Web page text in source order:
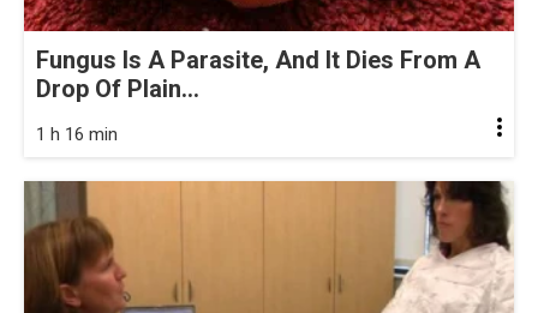
Fungus Is A Parasite, And It Dies From A
Drop Of Plain...
1 h 16 min